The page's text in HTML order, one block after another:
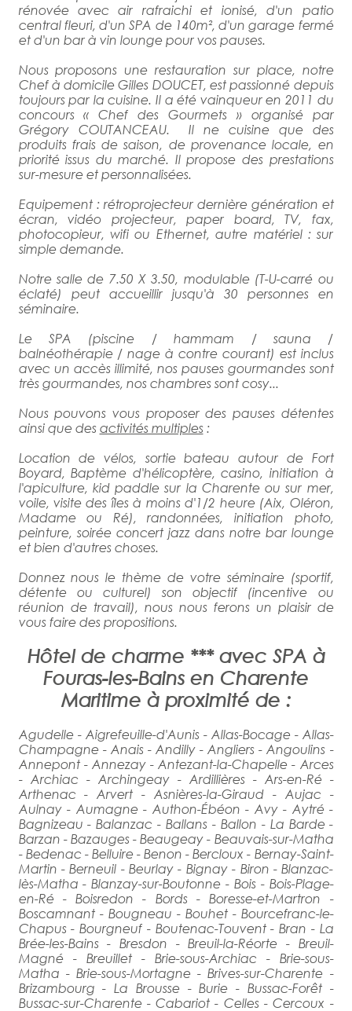
rénovée avec air rafraichi et ionisé, d'un patio
central fleuri, d'un SPA de 140m², d'un garage fermé
et d'un bar à vin lounge pour vos pauses.
Nous proposons une restauration sur place, notre
Chef à domicile Gilles DOUCET, est passionné depuis
toujours par la cuisine. Il a été vainqueur en 2011 du
concours « Chef des Gourmets » organisé par
Grégory COUTANCEAU. Il ne cuisine que des
produits frais de saison, de provenance locale, en
priorité issus du marché. Il propose des prestations
sur-mesure et personnalisées.
Equipement : rétroprojecteur dernière génération et
écran, vidéo projecteur, paper board, TV, fax,
photocopieur, wifi ou Ethernet, autre matériel : sur
simple demande.
Notre salle de 7.50 X 3.50, modulable (T-U-carré ou
éclaté) peut accueillir jusqu'à 30 personnes en
séminaire.
Le SPA (piscine / hammam / sauna /
balnéothérapie / nage à contre courant) est inclus
avec un accès illimité, nos pauses gourmandes sont
très gourmandes, nos chambres sont cosy...
Nous pouvons vous proposer des pauses détentes
ainsi que des activités multiples:
Location de vélos, sortie bateau autour de Fort
Boyard, Baptème d'hélicoptère, casino, initiation à
l'apiculture, kid paddle sur la Charente ou sur mer,
voile, visite des îles à moins d'1/2 heure (Aix, Oléron,
Madame ou Ré), randonnées, initiation photo,
peinture, soirée concert jazz dans notre bar lounge
et bien d'autres choses.
Donnez nous le thème de votre séminaire (sportif,
détente ou culturel) son objectif (incentive ou
réunion de travail), nous nous ferons un plaisir de
vous faire des propositions.
Hôtel de charme *** avec SPA à
Fouras-les-Bains en Charente
Maritime à proximité de :
Agudelle - Aigrefeuille-d'Aunis - Allas-Bocage - Allas-
Champagne - Anais - Andilly - Angliers - Angoulins -
Annepont - Annezay - Antezant-la-Chapelle - Arces
- Archiac - Archingeay - Ardillières - Ars-en-Ré -
Arthenac - Arvert - Asnières-la-Giraud - Aujac -
Aulnay - Aumagne - Authon-Ébéon - Avy - Aytré -
Bagnizeau - Balanzac - Ballans - Ballon - La Barde -
Barzan - Bazauges - Beaugeay - Beauvais-sur-Matha
- Bedenac - Belluire - Benon - Bercloux - Bernay-Saint-
Martin - Berneuil - Beurlay - Bignay - Biron - Blanzac-
lès-Matha - Blanzay-sur-Boutonne - Bois - Bois-Plage-
en-Ré - Boisredon - Bords - Boresse-et-Martron -
Boscamnant - Bougneau - Bouhet - Bourcefranc-le-
Chapus - Bourgneuf - Boutenac-Touvent - Bran - La
Brée-les-Bains - Bresdon - Breuil-la-Réorte - Breuil-
Magné - Breuillet - Brie-sous-Archiac - Brie-sous-
Matha - Brie-sous-Mortagne - Brives-sur-Charente -
Brizambourg - La Brousse - Burie - Bussac-Forêt -
Bussac-sur-Charente - Cabariot - Celles - Cercoux -